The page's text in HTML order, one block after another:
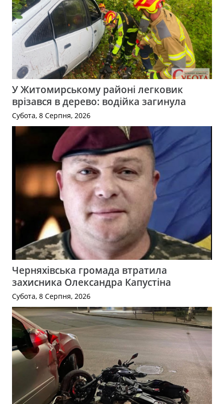
У Житомирському районі легковик
врізався в дерево: водійка загинула
Субота, 8 Серпня, 2026
Черняхівська громада втратила
захисника Олександра Капустіна
Субота, 8 Серпня, 2026